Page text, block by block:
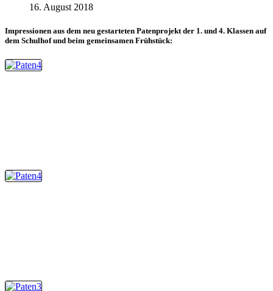
16. August 2018
Impressionen aus dem neu gestarteten Patenprojekt der 1. und 4. Klassen auf
dem Schulhof und beim gemeinsamen Frühstück: